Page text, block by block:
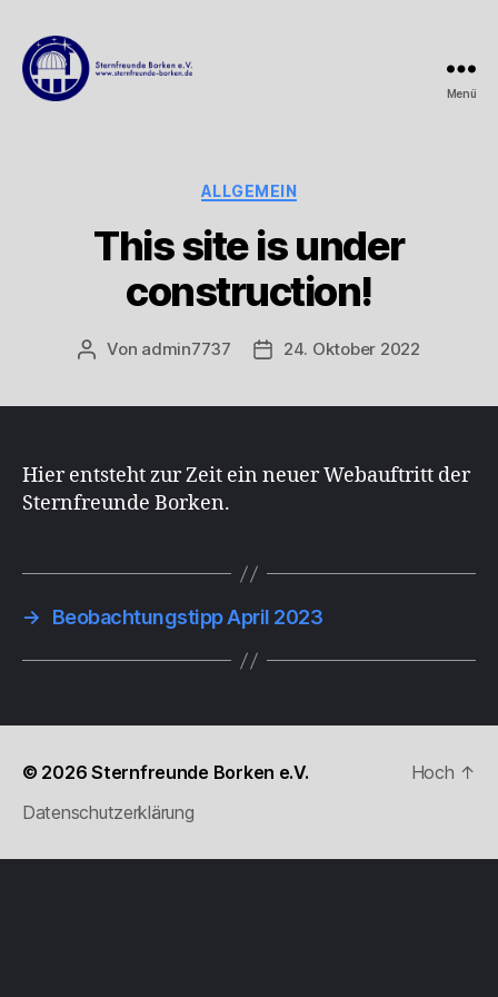
Menü
Kategorien
ALLGEMEIN
This site is under
construction!
Beitragsautor
Von admin7737 Beitragsdatum
24. Oktober 2022
Hier entsteht zur Zeit ein neuer Webauftritt der
Sternfreunde Borken.
→ Beobachtungstipp April 2023
© 2026Sternfreunde Borken e.V.
Datenschutzerklärung
Hoch ↑